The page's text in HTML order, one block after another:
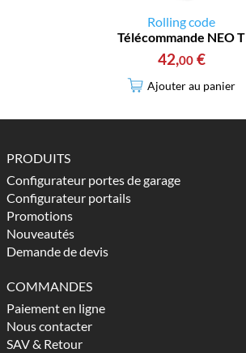
Rolling code
Télécommande NEO T
42,00 €
Ajouter au panier
PRODUITS
Configurateur portes de garage
Configurateur portails
Promotions
Nouveautés
Demande de devis
COMMANDES
Paiement en ligne
Nous contacter
SAV & Retour